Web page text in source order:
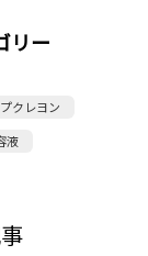
リー
クレヨン
液